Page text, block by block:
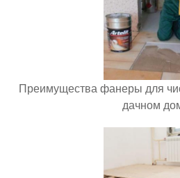
Преимущества фанеры для
дачном